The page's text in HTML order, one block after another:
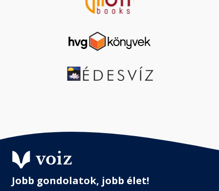
Jobb gondolatok, jobb élet!